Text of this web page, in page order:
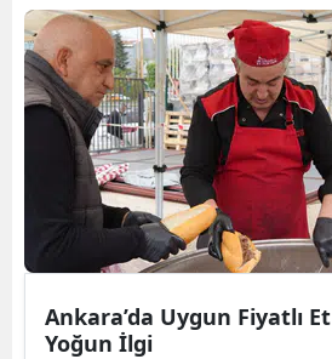
Ankara’da Uygun Fiyatlı Et
Yoğun İlgi